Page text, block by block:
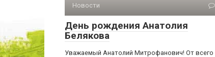
Новости
День рождения Анатолия
Белякова
Уважаемый Анатолий Митрофанович! От всего